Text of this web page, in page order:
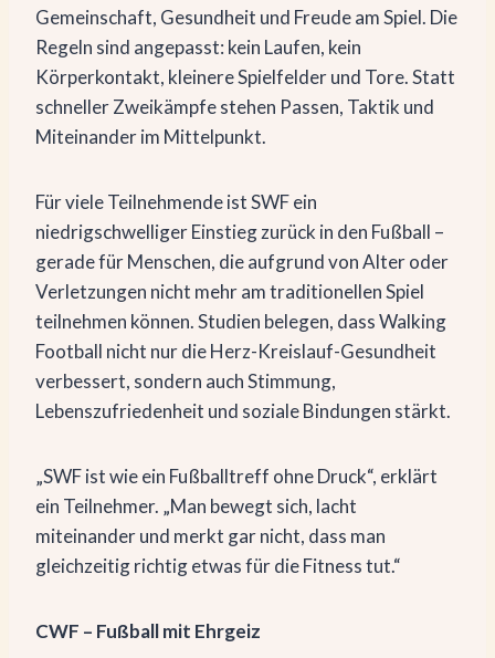
Gemeinschaft, Gesundheit und Freude am Spiel. Die
Regeln sind angepasst: kein Laufen, kein
Körperkontakt, kleinere Spielfelder und Tore. Statt
schneller Zweikämpfe stehen Passen, Taktik und
Miteinander im Mittelpunkt.
Für viele Teilnehmende ist SWF ein
niedrigschwelliger Einstieg zurück in den Fußball –
gerade für Menschen, die aufgrund von Alter oder
Verletzungen nicht mehr am traditionellen Spiel
teilnehmen können. Studien belegen, dass Walking
Football nicht nur die Herz-Kreislauf-Gesundheit
verbessert, sondern auch Stimmung,
Lebenszufriedenheit und soziale Bindungen stärkt.
„SWF ist wie ein Fußballtreff ohne Druck“, erklärt
ein Teilnehmer. „Man bewegt sich, lacht
miteinander und merkt gar nicht, dass man
gleichzeitig richtig etwas für die Fitness tut.“
CWF – Fußball mit Ehrgeiz